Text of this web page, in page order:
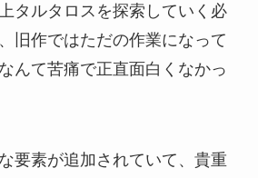
タルタロスを探索していく必
旧作ではただの作業になって
んて苦痛で正直面白くなかっ
要素が追加されていて、貴重